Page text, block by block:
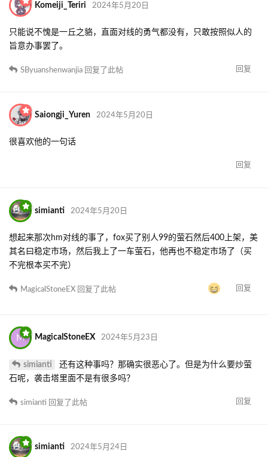
Komeiji_Teriri 2024年5月20日
只能说不愧是一丘之貉，直面对线的勇气都没有，只敢按照似人的
旨意办事罢了。
回复
SByuanshenwanjia 回复了此帖
Saiongji_Yuren 2024年5月20日
很喜欢他的一句话
回复
simianti 2024年5月20日
想起来那次hm对线的事了，fox买了别人99的萤石然后400上架，美
其名曰稳定市场，然后我上了一车萤石，他再也不稳定市场了（买
不完根本买不完）
回复
MagicalStoneEX 回复了此帖
M MagicalStoneEX 2024年5月23日
simianti
还有这种事吗？那确实很恶心了。但是为什么要炒萤
石呢，袭击塔里面不是有很多吗？
回复
simianti 回复了此帖
simianti 2024年5月24日